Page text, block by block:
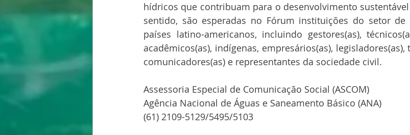
hídricos que contribuam para o desenvolvimento
sentido, são esperadas no Fórum instituições do setor
países latino-americanos, incluindo gestores(as),
acadêmicos(as), indígenas, empresários(as),
comunicadores(as) e representantes da sociedade civil.
Assessoria Especial de Comunicação Social (ASCOM)
Agência Nacional de Águas e Saneamento Básico (ANA)
(61) 2109-5129/5495/5103